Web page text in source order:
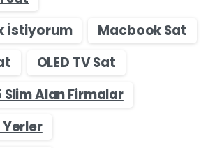
İstiyorum
Macbook Sat
OLED TV Sat
Alan Firmalar
Yerler